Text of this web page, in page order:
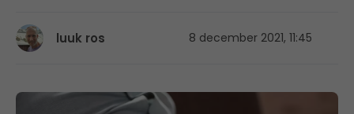
luuk ros 8 december 2021, 11:45